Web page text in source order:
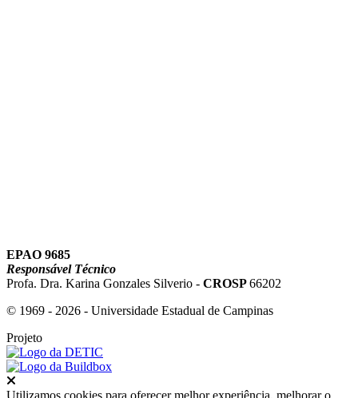
EPAO 9685
Responsável Técnico
Profa. Dra. Karina Gonzales Silverio - CROSP66202
© 1969 - 2026 - Universidade Estadual de Campinas
Projeto
Utilizamos cookies para oferecer melhor experiência, melhorar o